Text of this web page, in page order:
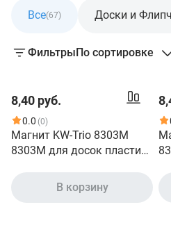
Все(67) Доски и
ФильтрыПо сортировке
8,40 руб.
0.0 (0)
Магнит KW-Trio 8303M
8303M для досок пластик
В корзину